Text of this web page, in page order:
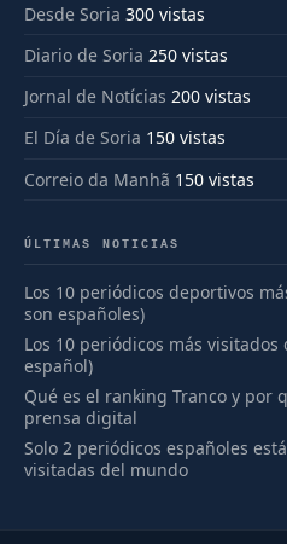
Desde Soria 300 vistas
Diario de Soria 250 vistas
Jornal de Notícias 200 vistas
El Día de Soria 150 vistas
Correio da Manhã 150 vistas
ÚLTIMAS NOTICIAS
Los 10 periódicos deportivos
son españoles)
Los 10 periódicos más
español)
Qué es el ranking Tranco y por
prensa digital
Solo 2 periódicos españoles
visitadas del mundo